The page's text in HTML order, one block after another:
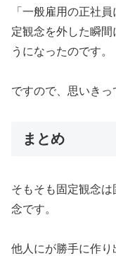
「一般雇用の正社
定観念を外した瞬
うになったのです。
ですので、思いきっ
まとめ
そもそも固定観念
念です。
他人にが勝手に作